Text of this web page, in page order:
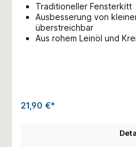
Traditioneller Fensterkitt
Ausbesserung von
überstreichbar
Aus rohem Leinöl und
21,90 €*